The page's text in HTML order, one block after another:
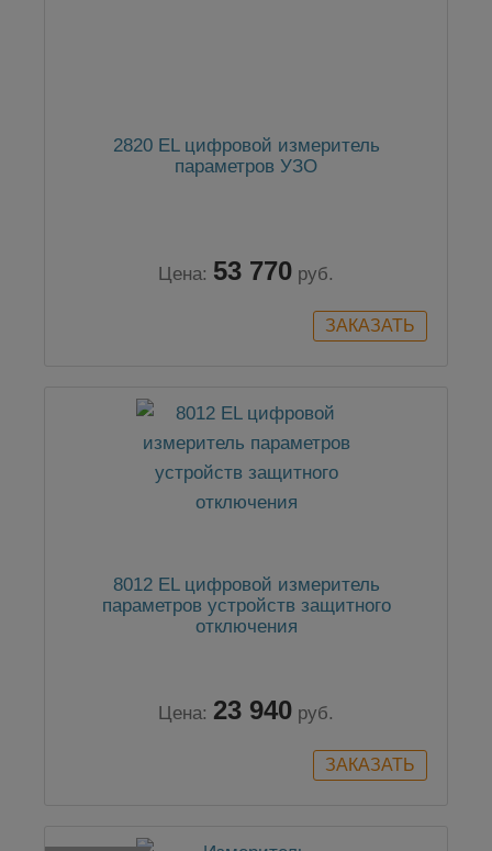
2820 EL цифровой измеритель
параметров УЗО
Цена: 53 770 руб.
8012 EL цифровой измеритель
параметров устройств защитного
отключения
Цена: 23 940 руб.